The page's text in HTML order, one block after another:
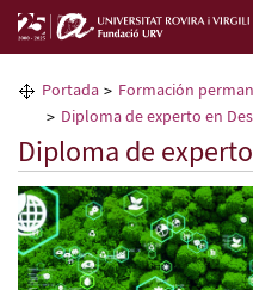
La Fundación URV
Formación permanente
Transferencia de
Selecciona un idioma
Portada
Formación
Diploma de experto en
Diploma de